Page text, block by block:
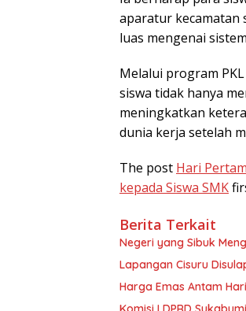
aparatur kecamatan
luas mengenai
Melalui program
siswa tidak hanya
meningkatkan
dunia kerja setelah
The post Hari
kepada Siswa SMK
Berita Terkait
Negeri yang Sibuk
Lapangan Cisuru
Harga Emas Antam